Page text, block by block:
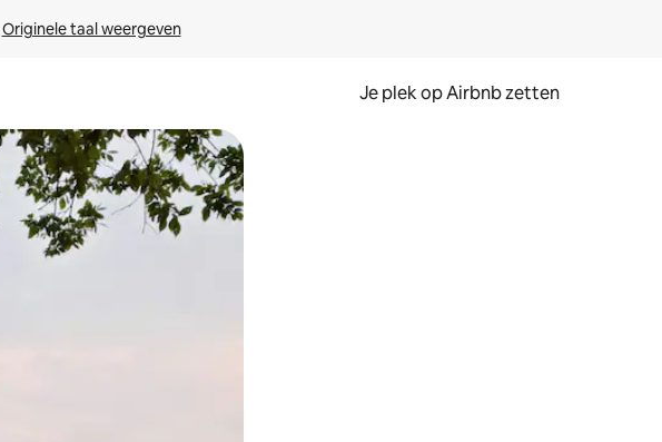
Originele taal weergeven
Je plek op Airbnb zetten